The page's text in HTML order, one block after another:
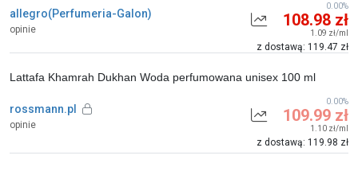
allegro(Perfumeria-Galon)
opinie 108.98 zł
1.09 zł/ml
z dostawą: 119.47 zł
0.00%
rossmann.pl
opinie
Lattafa Khamrah Dukhan Woda perfumowana unisex 100 ml
109.99 zł
1.10 zł/ml
z dostawą: 119.98 zł
0.00%